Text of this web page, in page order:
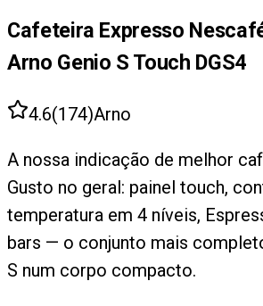
Cafeteira Expresso
Arno Genio S Touch DGS4
4.6(174)Arno
A nossa indicação de melhor
Gusto no geral: painel touch,
temperatura em 4 níveis,
bars — o conjunto mais
S num corpo compacto.